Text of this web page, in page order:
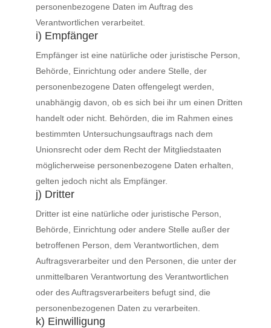
personenbezogene Daten im Auftrag des
Verantwortlichen verarbeitet.
i) Empfänger
Empfänger ist eine natürliche oder juristische Person,
Behörde, Einrichtung oder andere Stelle, der
personenbezogene Daten offengelegt werden,
unabhängig davon, ob es sich bei ihr um einen Dritten
handelt oder nicht. Behörden, die im Rahmen eines
bestimmten Untersuchungsauftrags nach dem
Unionsrecht oder dem Recht der Mitgliedstaaten
möglicherweise personenbezogene Daten erhalten,
gelten jedoch nicht als Empfänger.
j) Dritter
Dritter ist eine natürliche oder juristische Person,
Behörde, Einrichtung oder andere Stelle außer der
betroffenen Person, dem Verantwortlichen, dem
Auftragsverarbeiter und den Personen, die unter der
unmittelbaren Verantwortung des Verantwortlichen
oder des Auftragsverarbeiters befugt sind, die
personenbezogenen Daten zu verarbeiten.
k) Einwilligung